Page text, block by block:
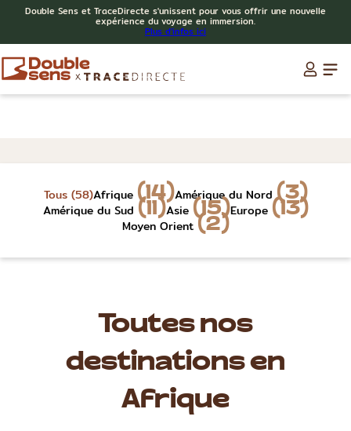
Double Sens et TraceDirecte s'unissent pour vous offrir une nouvelle
expérience du voyage en immersion.
Plus d'infos ici
Tous (58)Afrique (14)Amérique du Nord(3)
Amérique du Sud (11)Asie (15)Europe (13)
Moyen Orient (2)
Toutes nos
destinations en
Afrique